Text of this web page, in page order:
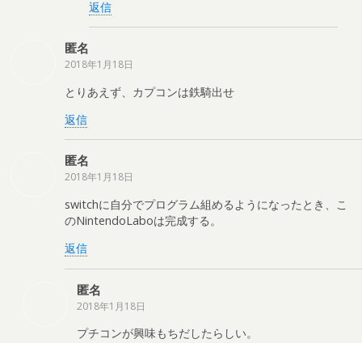
返信
匿名
2018年1月18日
とりあえず、カプコンは鉄騎出せ
返信
匿名
2018年1月18日
switchに自分でプログラム組めるようになったとき、こ
のNintendoLaboは完成する。
返信
匿名
2018年1月18日
プチコンが興味もちだしたらしい。